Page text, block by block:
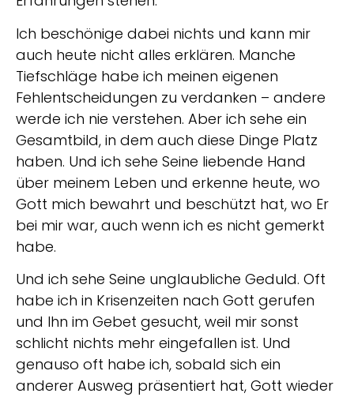
Ich beschönige dabei nichts und kann mir
auch heute nicht alles erklären. Manche
Tiefschläge habe ich meinen eigenen
Fehlentscheidungen zu verdanken – andere
werde ich nie verstehen. Aber ich sehe ein
Gesamtbild, in dem auch diese Dinge Platz
haben. Und ich sehe Seine liebende Hand
über meinem Leben und erkenne heute, wo
Gott mich bewahrt und beschützt hat, wo Er
bei mir war, auch wenn ich es nicht gemerkt
habe.
Und ich sehe Seine unglaubliche Geduld. Oft
habe ich in Krisenzeiten nach Gott gerufen
und Ihn im Gebet gesucht, weil mir sonst
schlicht nichts mehr eingefallen ist. Und
genauso oft habe ich, sobald sich ein
anderer Ausweg präsentiert hat, Gott wieder